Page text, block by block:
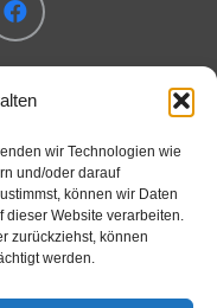
wir Technologien wie
und/oder darauf
können wir Daten
dieser Website verarbeiten.
zurückziehst, können
werden.
77